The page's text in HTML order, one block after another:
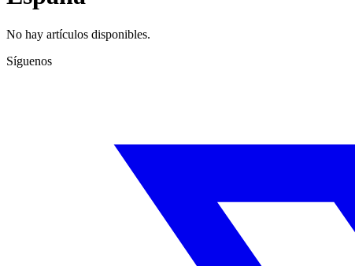
No hay artículos disponibles.
Síguenos